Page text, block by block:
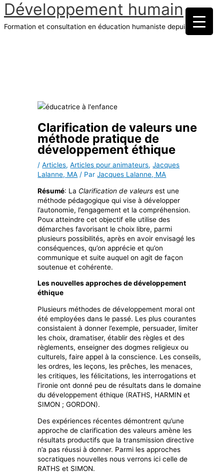
Aller
au
contenu
Développement humain
Formation et consultation en éducation humaniste depuis 1970
Clarification de valeurs une
méthode pratique de
développement éthique
/Articles,Articles pour animateurs,Jacques
Lalanne, MA / ParJacques Lalanne, MA
Résumé: La Clarification de valeurs est une
méthode pédagogique qui vise à développer
l’autonomie, l’engagement et la compréhension.
Poux atteindre cet objectif elle utilise des
démarches favorisant le choix libre, parmi
plusieurs possibilités, après en avoir envisagé les
conséquences, qu’on apprécie et qu’on
communique et suite auquel on agit de façon
soutenue et cohérente.
Les nouvelles approches de développement
éthique
Plusieurs méthodes de développement moral ont
été employées dans le passé. Les plus courantes
consistaient à donner l’exemple, persuader, limiter
les choix, dramatiser, établir des règles et des
règlements, enseigner des dogmes religieux ou
culturels, faire appel à la conscience. Les conseils,
les ordres, les leçons, les prêches, les menaces,
les critiques, les félicitations, les interrogations et
l’ironie ont donné peu de résultats dans le domaine
du développement éthique (RATHS, HARMIN et
SIMON ; GORDON).
Des expériences récentes démontrent qu’une
approche de clarification des valeurs amène les
résultats productifs que la transmission directive
n’a pas réussi à donner. Parmi les approches
socratiques nouvelles nous verrons ici celle de
RATHS et SIMON.